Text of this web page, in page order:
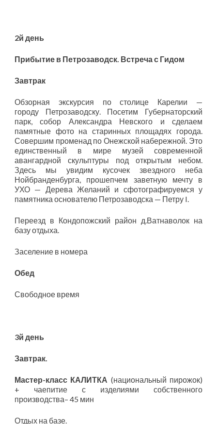
2й день
Прибытие в Петрозаводск. Встреча с Гидом
Завтрак
Обзорная экскурсия по столице Карелии —
городу Петрозаводску. Посетим Губернаторский
парк, собор Александра Невского и сделаем
памятные фото на старинных площадях города.
Совершим променад по Онежской набережной. Это
единственный в мире музей современной
авангардной скульптуры под открытым небом.
Здесь мы увидим кусочек звездного неба
Нойбранденбурга, прошепчем заветную мечту в
УХО — Дерева Желаний и сфотографируемся у
памятника основателю Петрозаводска — Петру I.
Переезд в Кондопожский район д.Ватнаволок на
базу отдыха.
Заселение в номера
Обед
Свободное время
3й день
Завтрак.
Мастер-класс КАЛИТКА (национальный пирожок)
+ чаепитие с изделиями собственного
производства– 45 мин
Отдых на базе.